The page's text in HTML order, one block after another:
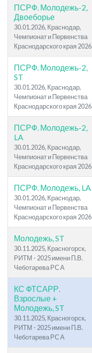
ПСРФ. Молодежь-2,
Двоеборье
30.01.2026, Краснодар,
Чемпионат и Первенства
Краснодарского края 2026
ПСРФ. Молодежь-2,
ST
30.01.2026, Краснодар,
Чемпионат и Первенства
Краснодарского края 2026
ПСРФ. Молодежь-2,
LA
30.01.2026, Краснодар,
Чемпионат и Первенства
Краснодарского края 2026
ПСРФ. Молодежь, LA
30.01.2026, Краснодар,
Чемпионат и Первенства
Краснодарского края 2026
Молодежь, ST
30.11.2025, Красногорск,
РИТМ - 2025 имени П.В.
Чеботарева РС А
КС ФТСАРР.
Взрослые +
Молодежь, ST
30.11.2025, Красногорск,
РИТМ - 2025 имени П.В.
Чеботарева РС А